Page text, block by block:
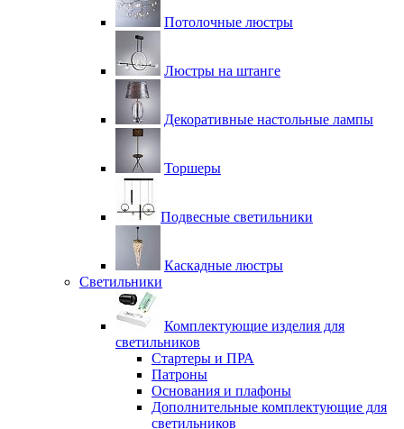
Потолочные люстры
Люстры на штанге
Декоративные настольные лампы
Торшеры
Подвесные светильники
Каскадные люстры
Светильники
Комплектующие изделия для
светильников
Стартеры и ПРА
Патроны
Основания и плафоны
Дополнительные комплектующие для
светильников